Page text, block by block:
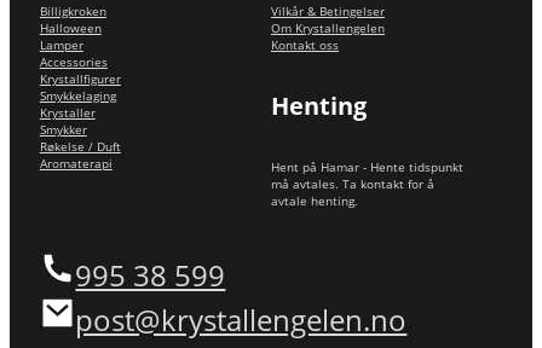
Billigkroken
Halloween
Lamper
Accessories
Krystallfigurer
Smykkelaging
Krystaller
Smykker
Røkelse / Duft
Aromaterapi
Vilkår & Betingelser
Om Krystallengelen
Kontakt oss
Henting
Hent på Hamar - Hente tidspunkt
må avtales. Ta kontakt for å
avtale henting.
995 38 599
post@krystallengelen.no